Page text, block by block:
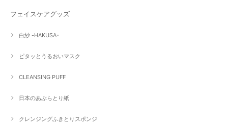
フェイスケアグッズ
白紗 -HAKUSA-
ピタッとうるおいマスク
CLEANSING PUFF
日本のあぶらとり紙
クレンジングふきとりスポンジ